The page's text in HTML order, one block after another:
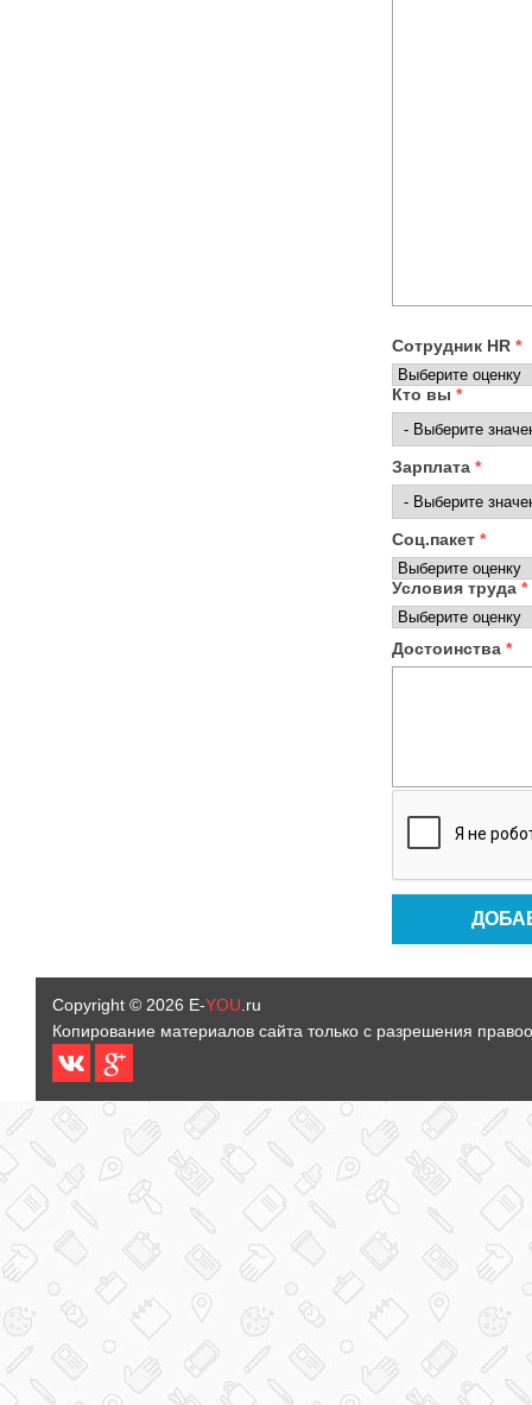
Сотрудник HR *
Кто вы *
Зарплата *
Соц.пакет *
Условия труда *
Достоинства *
Copyright © 2026 E-YOU .ru
Копирование материалов сайта только с разрешения